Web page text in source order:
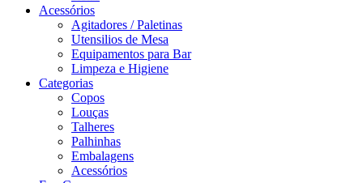
Acessórios
Agitadores / Paletinas
Utensilios de Mesa
Equipamentos para Bar
Limpeza e Higiene
Categorias
Copos
Louças
Talheres
Palhinhas
Embalagens
Acessórios